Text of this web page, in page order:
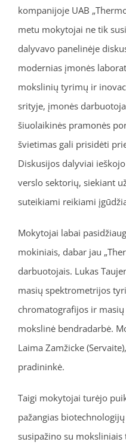
kompanijoje UAB
metu mokytojai ne tik
dalyvavo panelinėje
modernias įmonės
mokslinių tyrimų ir
srityje, įmonės
šiuolaikinės pramonės
švietimas gali prisidėti
Diskusijos dalyviai
verslo sektorių, siekiant
suteikiami reikiami
Mokytojai labai
mokiniais, dabar jau
darbuotojais. Lukas
masių spektrometrijos
chromatografijos ir
mokslinė bendradarbė.
Laima Zamžicke
pradininkė.
Taigi mokytojai turėjo
pažangias
susipažino su